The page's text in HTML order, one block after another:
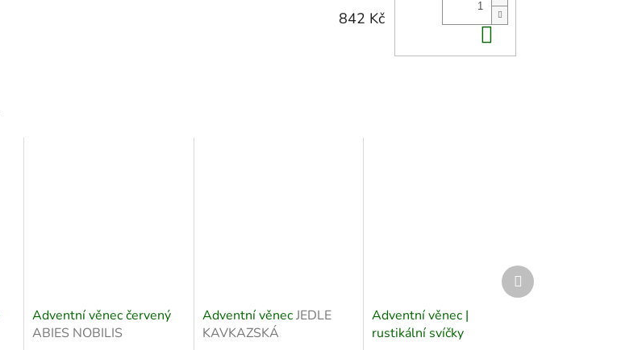
Adventní věnec červený
ABIES NOBILIS
Adventní věnecJEDLE
KAVKAZSKÁ
Adventní věnec |
rustikální svíčky
Další
produkt
842 Kč